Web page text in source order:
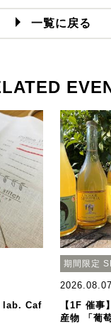
一覧に戻る
lab. Caf
期間限定
【1F 催事
産物 「葡